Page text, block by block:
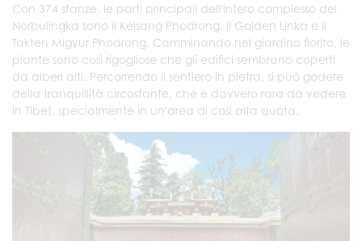
Con 374 stanze, le parti principali dell'intero complesso del
Norbulingka sono il Kelsang Phodrong, il Golden Linka e il
Takten Migyur Phodrong. Camminando nel giardino fiorito, le
piante sono così rigogliose che gli edifici sembrano coperti
da alberi alti. Percorrendo il sentiero in pietra, si può godere
della tranquillità circostante, che è davvero rara da vedere
in Tibet, specialmente in un'area di così alta quota.